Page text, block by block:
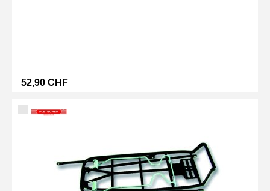
52,90 CHF